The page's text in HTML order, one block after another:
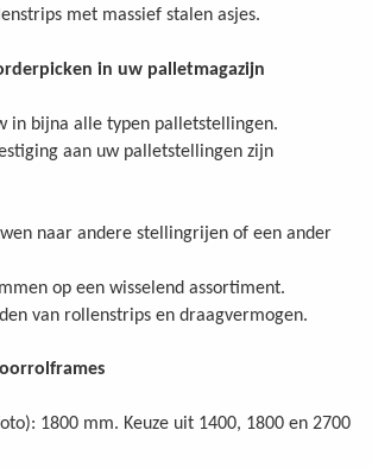
met massief stalen asjes.
in uw palletmagazijn
in bijna alle typen palletstellingen.
aan uw palletstellingen zijn
naar andere stellingrijen of een ander
op een wisselend assortiment.
van rollenstrips en draagvermogen.
1800 mm. Keuze uit 1400, 1800 en 2700